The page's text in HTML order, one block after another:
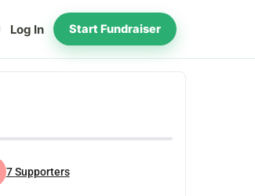
Log In Start Fundraiser
7Supporters